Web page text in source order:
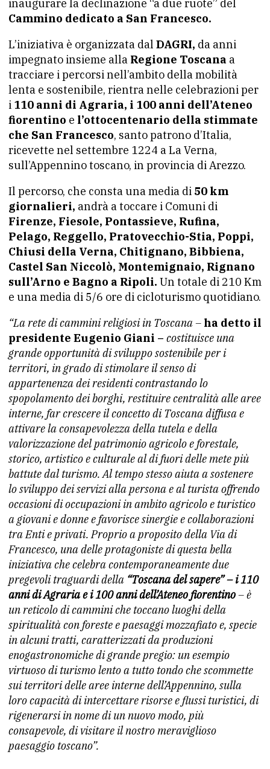
inaugurare la declinazione “a due ruote” del
Cammino dedicato a San Francesco.
L’iniziativa è organizzata dal DAGRI, da anni
impegnato insieme alla Regione Toscana a
tracciare i percorsi nell’ambito della mobilità
lenta e sostenibile, rientra nelle celebrazioni per
i 110 anni di Agraria, i 100 anni dell’Ateneo
fiorentino e l’ottocentenario della stimmate
che San Francesco, santo patrono d’Italia,
ricevette nel settembre 1224 a La Verna,
sull’Appennino toscano, in provincia di Arezzo.
Il percorso, che consta una media di 50 km
giornalieri, andrà a toccare i Comuni di
Firenze, Fiesole, Pontassieve, Rufina,
Pelago, Reggello, Pratovecchio-Stia, Poppi,
Chiusi della Verna, Chitignano, Bibbiena,
Castel San Niccolò, Montemignaio, Rignano
sull’Arno e Bagno a Ripoli. Un totale di 210 Km
e una media di 5/6 ore di cicloturismo quotidiano.
“La rete di cammini religiosi in Toscana – ha detto il
presidente Eugenio Giani – costituisce una
grande opportunità di sviluppo sostenibile per i
territori, in grado di stimolare il senso di
appartenenza dei residenti contrastando lo
spopolamento dei borghi, restituire centralità alle aree
interne, far crescere il concetto di Toscana diffusa e
attivare la consapevolezza della tutela e della
valorizzazione del patrimonio agricolo e forestale,
storico, artistico e culturale al di fuori delle mete più
battute dal turismo. Al tempo stesso aiuta a sostenere
lo sviluppo dei servizi alla persona e al turista offrendo
occasioni di occupazioni in ambito agricolo e turistico
a giovani e donne e favorisce sinergie e collaborazioni
tra Enti e privati. Proprio a proposito della Via di
Francesco, una delle protagoniste di questa bella
iniziativa che celebra contemporaneamente due
pregevoli traguardi della “Toscana del sapere” – i 110
anni di Agraria e i 100 anni dell’Ateneo fiorentino– è
un reticolo di cammini che toccano luoghi della
spiritualità con foreste e paesaggi mozzafiato e, specie
in alcuni tratti, caratterizzati da produzioni
enogastronomiche di grande pregio: un esempio
virtuoso di turismo lento a tutto tondo che scommette
sui territori delle aree interne dell’Appennino, sulla
loro capacità di intercettare risorse e flussi turistici, di
rigenerarsi in nome di un nuovo modo, più
consapevole, di visitare il nostro meraviglioso
paesaggio toscano”.